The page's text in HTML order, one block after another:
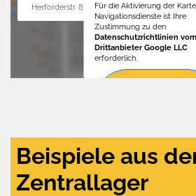
Herforderstr. 81, 32657 Lemgo
Für die Aktivierung der
Navigationsdienste ist Ihre
Zustimmung zu den
Datenschutzrichtlinien vom
Drittanbieter Google LLC
erforderlich.
Beispiele aus
Zentrallager